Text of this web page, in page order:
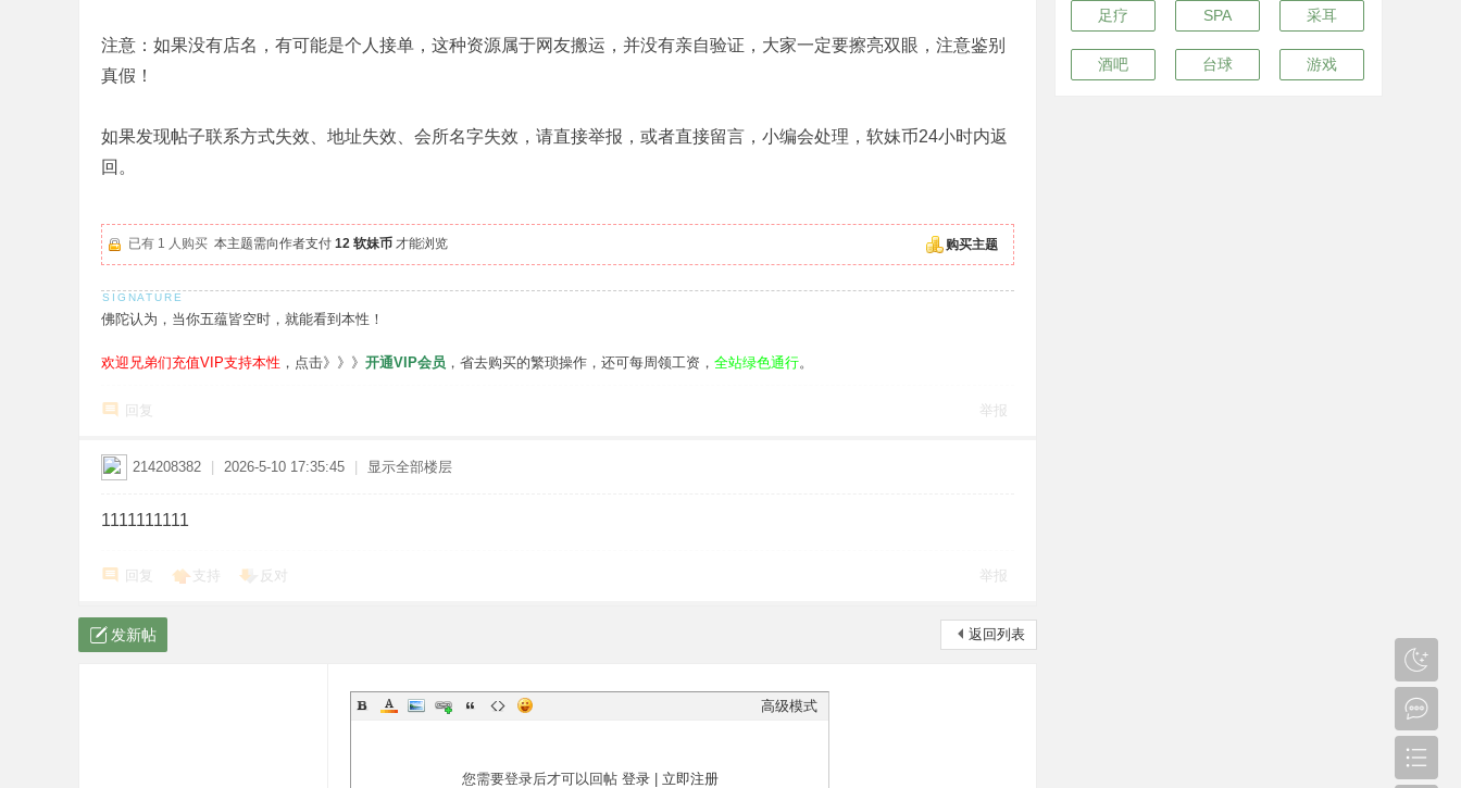
注意：如果没有店名，有可能是个人接单，这种资源属于网友搬运，并没有亲自验证，大家一定要擦亮双眼，注意鉴别
真假！
如果发现帖子联系方式失效、地址失效、会所名字失效，请直接举报，或者直接留言，小编会处理，软妹币24小时内返
回。
购买主题
已有 1 人购买 本主题需向作者支付 12 软妹币 才能浏览
佛陀认为，当你五蕴皆空时，就能看到本性！
欢迎兄弟们充值VIP支持本性 ，点击》》》 开通VIP会员 ，省去购买的繁琐操作，还可每周领工资， 全站绿色通行。
回复 举报
214208382 2026-5-10 17:35:45 显示全部楼层
1111111111
回复 支持 反对 举报
返回列表
发新帖
高级模式
您需要登录后才可以回帖 登录| 立即注册
足疗 SPA 采耳
酒吧 台球 游戏